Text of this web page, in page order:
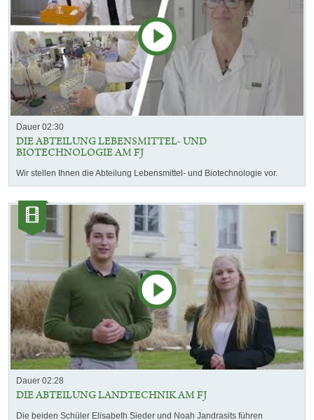
Dauer 02:30
DIE ABTEILUNG LEBENSMITTEL- UND
BIOTECHNOLOGIE AM FJ
Wir stellen Ihnen die Abteilung Lebensmittel- und Biotechnologie vor.
Kategorie:
Videos
Dauer 02:28
DIE ABTEILUNG LANDTECHNIK AM FJ
Die beiden Schüler Elisabeth Sieder und Noah Jandrasits führen